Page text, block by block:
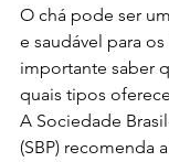
O chá pode ser
e saudável para
importante saber
quais tipos
A Sociedade
(SBP) recomenda